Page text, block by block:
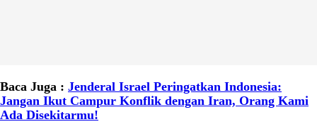
Baca Juga : Jenderal Israel Peringatkan Indonesia:
Jangan Ikut Campur Konflik dengan Iran, Orang Kami
Ada Disekitarmu!